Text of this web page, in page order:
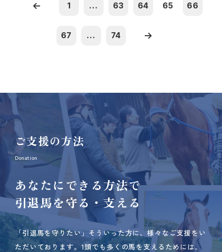
1 ... 63 64 65 66
67 ... 74
ご支援の方法
Donation
あなたにできる方法で
引退馬を守る・支える
「引退馬を守りたい」そういった方に、様々なご支援をい
ただいております。 1頭でも多くの馬を支えるためには、